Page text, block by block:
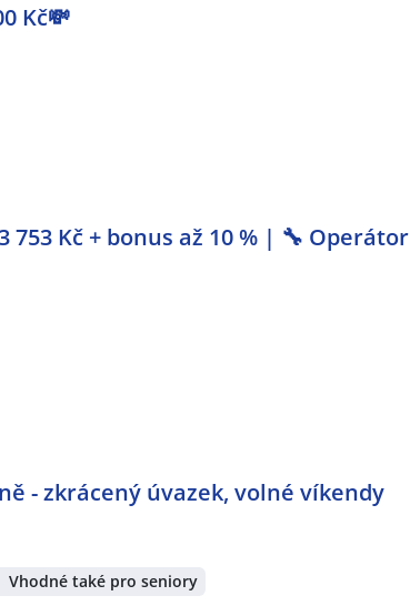
Kč💸
Kč + bonus až 10 % | 🔧 Operátor
- zkrácený úvazek, volné víkendy
Vhodné také pro seniory